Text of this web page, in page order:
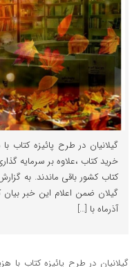
خرید کتاب ،علاوه بر سرمایه
کتاب کشور باقی ماندند. به
آذرماه با […]